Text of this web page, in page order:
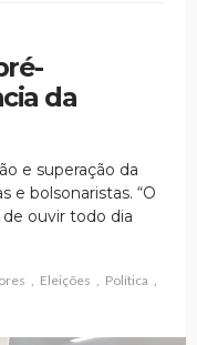
da
e superação da
e bolsonaristas. “O
ouvir todo dia
Eleições
Política